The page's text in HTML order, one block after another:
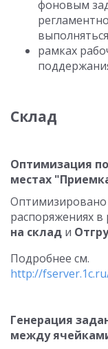
фоновым
рамках
Склад
Оптимизация
местах
Оптимизировано
распоряжениях в
на склад и
Подробнее см.
http://
Генерация
между